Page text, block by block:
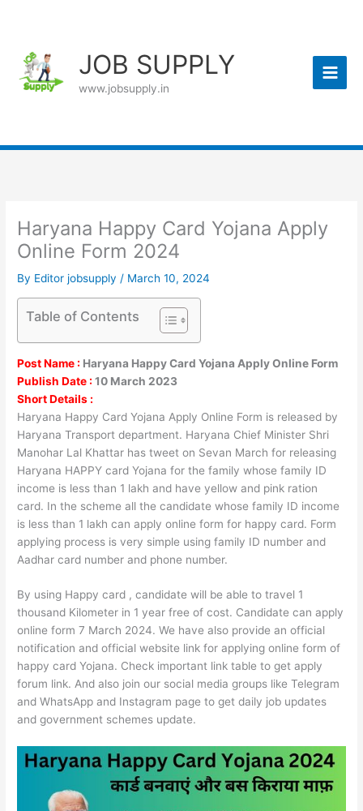
JOB SUPPLY
www.jobsupply.in
Haryana Happy Card Yojana Apply
Online Form 2024
By Editor jobsupply/ March 10, 2024
Table of Contents
Post Name : Haryana Happy Card Yojana Apply Online Form
Publish Date :10 March 2023
Short Details :
Haryana Happy Card Yojana Apply Online Form is released by
Haryana Transport department. Haryana Chief Minister Shri
Manohar Lal Khattar has tweet on Sevan March for releasing
Haryana HAPPY card Yojana for the family whose family ID
income is less than 1 lakh and have yellow and pink ration
card. In the scheme all the candidate whose family ID income
is less than 1 lakh can apply online form for happy card. Form
applying process is very simple using family ID number and
Aadhar card number and phone number.
By using Happy card , candidate will be able to travel 1
thousand Kilometer in 1 year free of cost. Candidate can apply
online form 7 March 2024. We have also provide an official
notification and official website link for applying online form of
happy card Yojana. Check important link table to get apply
forum link. And also join our social media groups like Telegram
and WhatsApp and Instagram page to get daily job updates
and government schemes update.